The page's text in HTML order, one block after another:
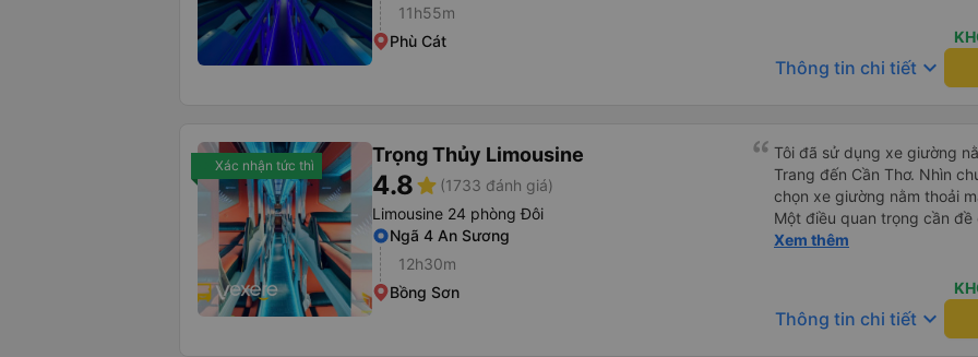
11h55m
Phù Cát
hợp, cá nhân mình thấy kh hợp lắm nhưng chưa đến mức tệ
mình đi chuyến quảng
(cả ăn tối) cho khách đi vệ sinh. cái hay ở đây là khi gần tới
đủ. tóm lại thì lần đầu đi xe
ấn tượng tốt
Thông tin chi tiết keyboard_arrow_down
Xác nhận tức thì Trọng Thủy Limousine
4.8star (1733 đánh giá)
Limousine 24 phòng Đôi
Ngã 4 An Sương
12h30m
Bồng Sơn
Tôi đã sử dụng xe giường
Trang đến Cần Thơ. Nhìn
chọn xe giường nằm thoải
Một điều quan trọng cần đề
xe, điều này có thể gây khó
chuyến đi vẫn khá thoải
(hôm qua) rất tốt. Mặc dù
nhưng công ty đã thông
Xem thêm
Thông tin chi tiết keyboard_arrow_down